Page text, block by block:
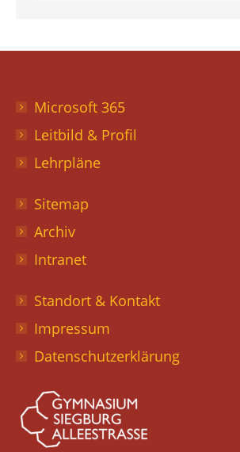
Microsoft 365
Leitbild & Profil
Lehrpläne
Sitemap
Archiv
Intranet
Standort & Kontakt
Impressum
Datenschutzerklärung